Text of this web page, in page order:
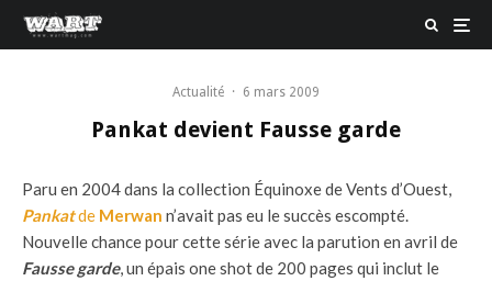
Actualité · 6 mars 2009
Pankat devient Fausse garde
Paru en 2004 dans la collection Équinoxe de Vents d’Ouest,
Pankatde Merwan n’avait pas eu le succès escompté.
Nouvelle chance pour cette série avec la parution en avril de
Fausse garde, un épais one shot de 200 pages qui inclut le